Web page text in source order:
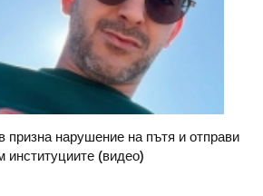
нарушение на пътя и отправи
институциите (видео)